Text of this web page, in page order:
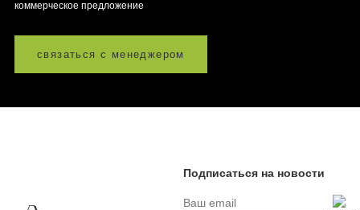
коммерческое предложение
связаться с менеджером
Подписаться на новости